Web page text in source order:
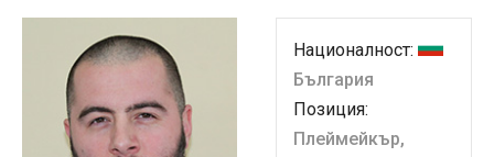
Националност:
България
Позиция:
Плеймейкър,